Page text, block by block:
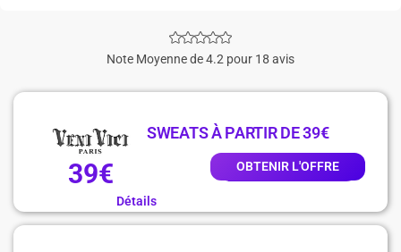
Note Moyenne de 4.2 pour 18 avis
39€
SWEATS À PARTIR DE 39€
OBTENIR L'OFFRE
Détails